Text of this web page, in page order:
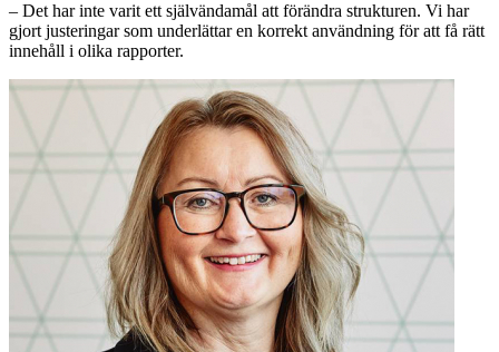
– Det har inte varit ett självändamål att förändra strukturen. Vi har
gjort justeringar som underlättar en korrekt användning för att få rätt
innehåll i olika rapporter.